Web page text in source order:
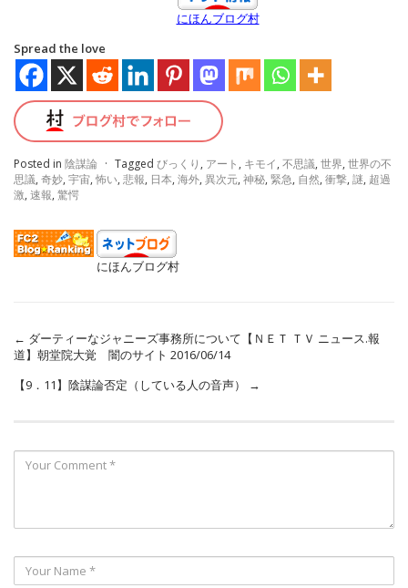
にほんブログ村
Spread the love
Posted in 陰謀論 · Tagged びっくり , アート , キモイ, 不思議, 世界, 世界の不
思議, 奇妙, 宇宙, 怖い, 悲報, 日本, 海外, 異次元, 神秘, 緊急, 自然, 衝撃, 謎, 超過
激, 速報, 驚愕
にほんブログ村
← ダーティーなジャニーズ事務所について【ＮＥＴ ＴＶ ニュース.報
道】朝堂院大覚 闇のサイト 2016/06/14
【9．11】陰謀論否定（している人の音声）
→